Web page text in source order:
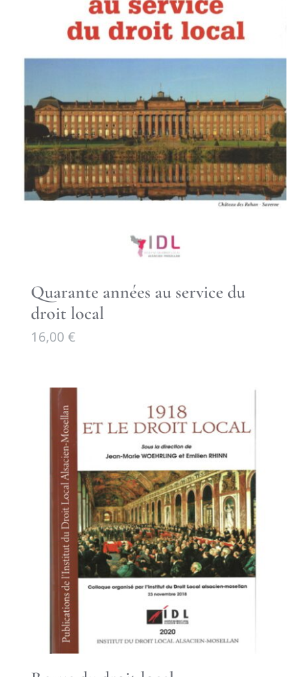
Quarante années au service du
droit local
16,00 €